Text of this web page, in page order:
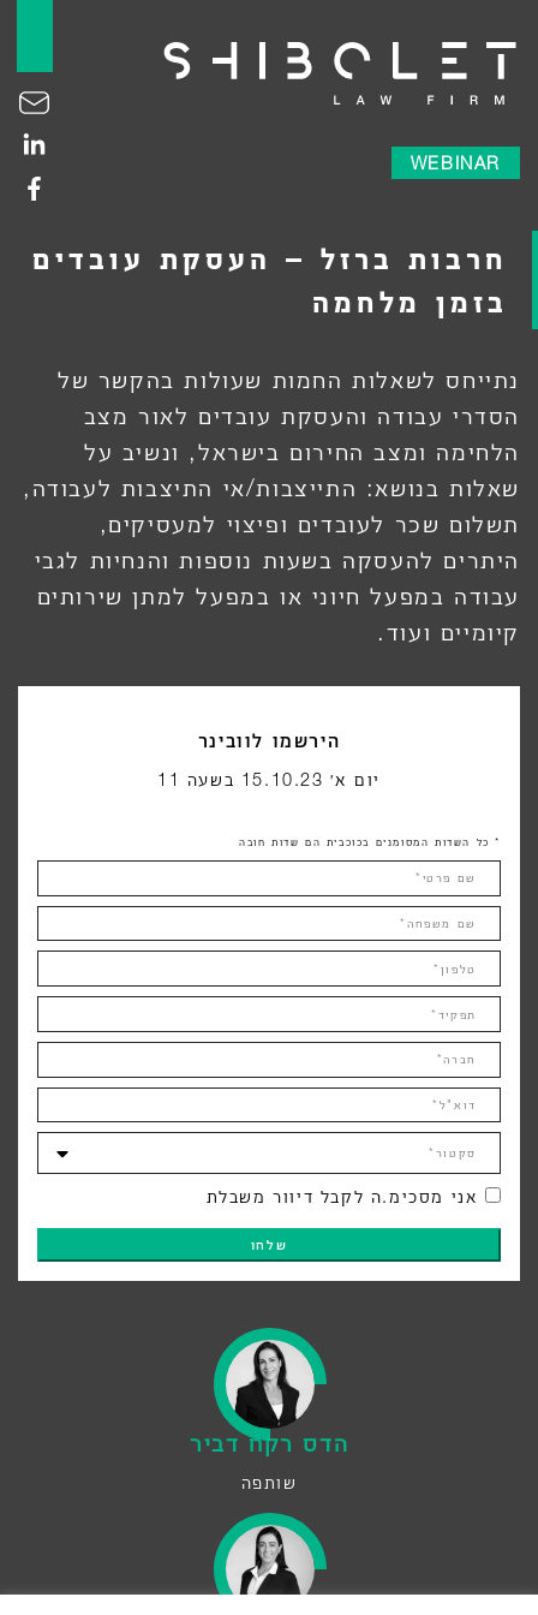
WEBINAR
חרבות ברזל – העסקת עובדים
בזמן מלחמה
נתייחס לשאלות החמות שעולות בהקשר של
הסדרי עבודה והעסקת עובדים לאור מצב
הלחימה ומצב החירום בישראל, ונשיב על
שאלות בנושא: התייצבות/אי התיצבות לעבודה,
תשלום שכר לעובדים ופיצוי למעסיקים,
היתרים להעסקה בשעות נוספות והנחיות לגבי
עבודה במפעל חיוני או במפעל למתן שירותים
קיומיים ועוד.
הירשמו לוובינר
יום א׳ 15.10.23 בשעה 11
* כל השדות המסומנים בכוכבית הם שדות חובה
שם פרטי*
שם משפחה*
טלפון*
תפקיד*
חברה*
דוא"ל*
אני מסכימ.ה לקבל דיוור משבלת
שלחו
הדס רקח דביר
שותפה